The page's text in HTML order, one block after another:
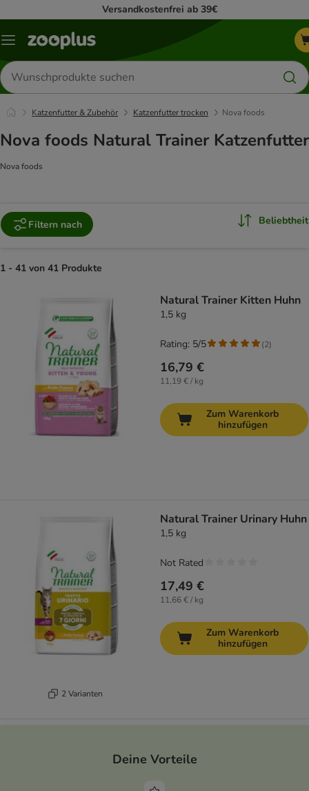
Versandkostenfrei ab 39€
Menü
Produkte
suchen
Katzenfutter & Zubehör Katzenfutter trocken Nova foods
Nova foods Natural Trainer Katzenfutter
Nova foods
Filtern nach Beliebtheit
1 - 41 von 41 Produkte
Natural Trainer Kitten Huhn
1,5 kg
16,79 €
11,19 € / kg
Rating: 5/5 (2)
Zum Warenkorb
hinzufügen
2 Varianten
Natural Trainer Urinary Huhn
1,5 kg
17,49 €
11,66 € / kg
Not Rated
Zum Warenkorb
hinzufügen
Deine Vorteile